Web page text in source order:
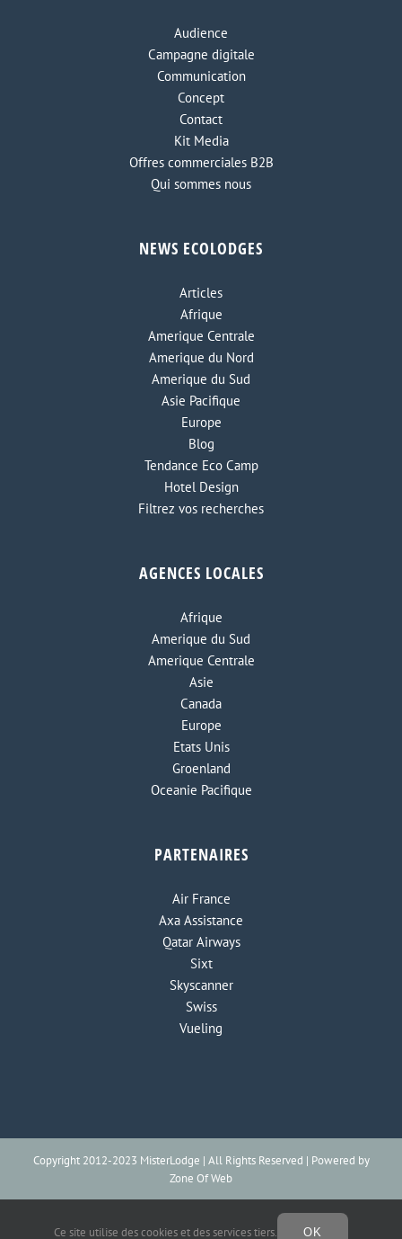
Audience
Campagne digitale
Communication
Concept
Contact
Kit Media
Offres commerciales B2B
Qui sommes nous
NEWS ECOLODGES
Articles
Afrique
Amerique Centrale
Amerique du Nord
Amerique du Sud
Asie Pacifique
Europe
Blog
Tendance Eco Camp
Hotel Design
Filtrez vos recherches
AGENCES LOCALES
Afrique
Amerique du Sud
Amerique Centrale
Asie
Canada
Europe
Etats Unis
Groenland
Oceanie Pacifique
PARTENAIRES
Air France
Axa Assistance
Qatar Airways
Sixt
Skyscanner
Swiss
Vueling
Copyright 2012-2023 MisterLodge | All Rights Reserved | Powered by
Zone Of Web
FacebookInstagram
Ce site utilise des cookies et des services tiers. OK